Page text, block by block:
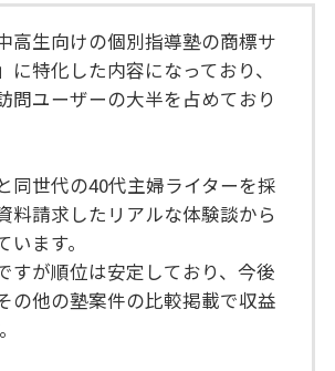
高生向けの個別指導塾の商標サ
に特化した内容になっており、
問ユーザーの大半を占めており
同世代の40代主婦ライターを採
料請求したリアルな体験談から
ます。
すが順位は安定しており、今後
の他の塾案件の比較掲載で収益